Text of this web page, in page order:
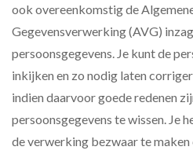
ook overeenkomstig de
Gegevensverwerking (AVG)
persoonsgegevens. Je kunt de
inkijken en zo nodig laten
indien daarvoor goede redenen
persoonsgegevens te wissen. Je
de verwerking bezwaar te maken